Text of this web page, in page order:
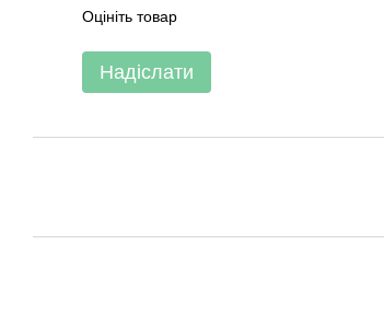
Оцініть товар
Надіслати